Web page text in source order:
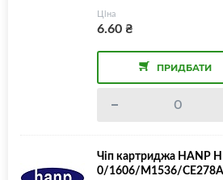
Ціна
6.60₴
ПРИДБАТИ
Чіп картриджа HANP
0/1606/M1536/